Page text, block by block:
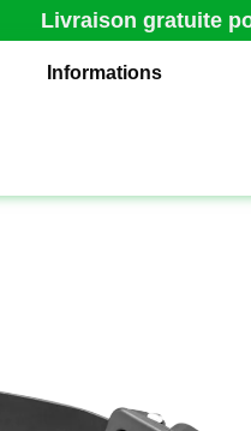
Livraison gratuite
Informations